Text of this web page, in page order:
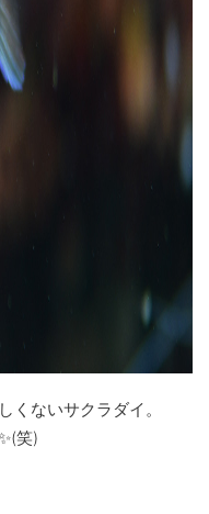
くないサクラダイ。
笑)